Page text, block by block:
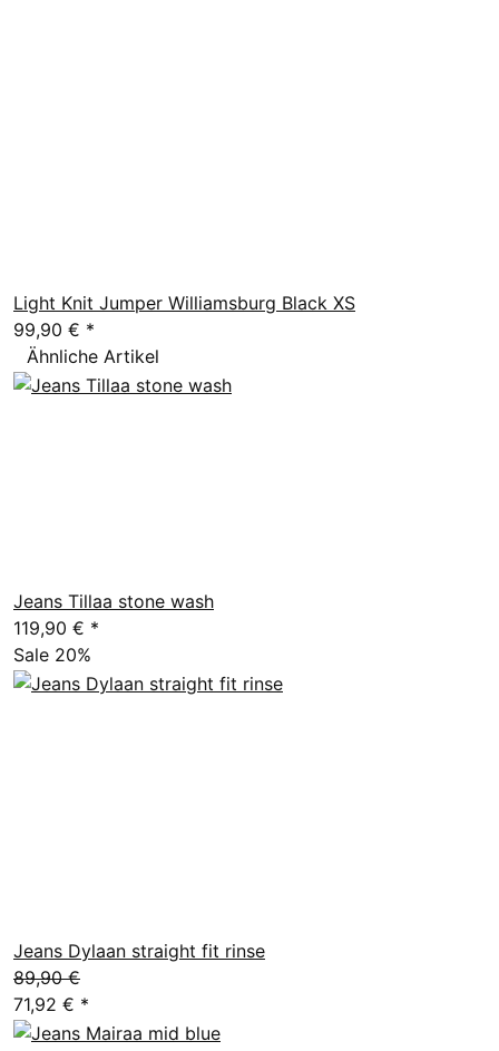
Light Knit Jumper Williamsburg Black XS
99,90 € *
Ähnliche Artikel
Jeans Tillaa stone wash
119,90 € *
Sale 20%
Jeans Dylaan straight fit rinse
89,90 €
71,92 € *